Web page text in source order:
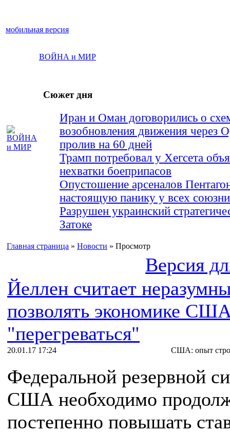
мобильная версия
ВОЙНА и МИР
Сюжет дня
Иран и Оман договорились о
возобновления движения через
пролив на 60 дней
Трамп потребовал у Хегсета
нехватки боеприпасов
Опустошение арсеналов
настоящую панику у всех
Разрушен украинский
Затоке
Главная страница » Новости » Просмотр
Версия
Йеллен считает
позволять экономике
"перегреваться"
20.01.17 17:24 США: опыт
Федеральной резервной
США необходимо
постепенно повышать